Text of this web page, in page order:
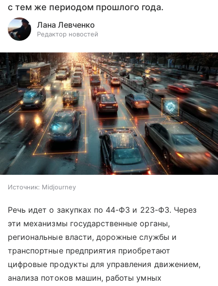
с тем же периодом прошлого года.
Лана Левченко
Редактор новостей
Источник: Midjourney
Речь идет о закупках по 44-ФЗ и 223-ФЗ. Через
эти механизмы государственные органы,
региональные власти, дорожные службы и
транспортные предприятия приобретают
цифровые продукты для управления движением,
анализа потоков машин, работы умных